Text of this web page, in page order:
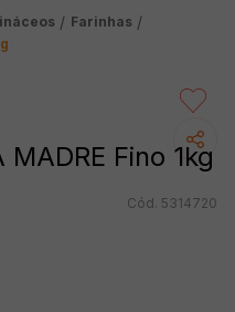
Farinhas
Fino 1kg
5314720